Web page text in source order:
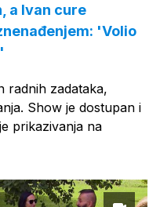
a Ivan cure
'Volio
radnih zadataka,
Show je dostupan i
prikazivanja na